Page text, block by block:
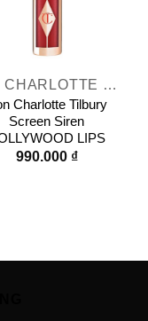
SON CHARLOTTE TILBURY HOLLYWOOD LIPS
Charlotte Tilbury
Screen Siren
LIPS
990.000 ₫